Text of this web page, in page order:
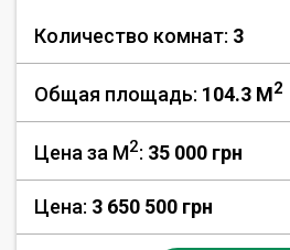
Количество комнат: 3
Общая площадь: 104.3 M2
Цена за М2: 35 000 грн
Цена: 3 650 500 грн